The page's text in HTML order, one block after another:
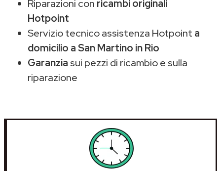
Riparazioni con ricambi originali
Hotpoint
Servizio tecnico assistenza Hotpoint a
domicilio a San Martino in Rio
Garanzia sui pezzi di ricambio e sulla
riparazione